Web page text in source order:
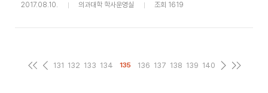
2017.08.10. 의과대학 학사운영실 조회 1619
131 132 133 134 135 136 137 138 139 140